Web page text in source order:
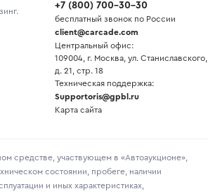
+7 (800) 700-30-30
бесплатный звонок по России
client@carcade.com
Центральный офис:
109004, г. Москва, ул. Станиславского,
д. 21, стр. 18
Техническая поддержка:
Supportoris@gpbl.ru
Карта сайта
средстве, участвующем в «Автоаукционе»,
состоянии, пробеге, наличии
и иных характеристиках,